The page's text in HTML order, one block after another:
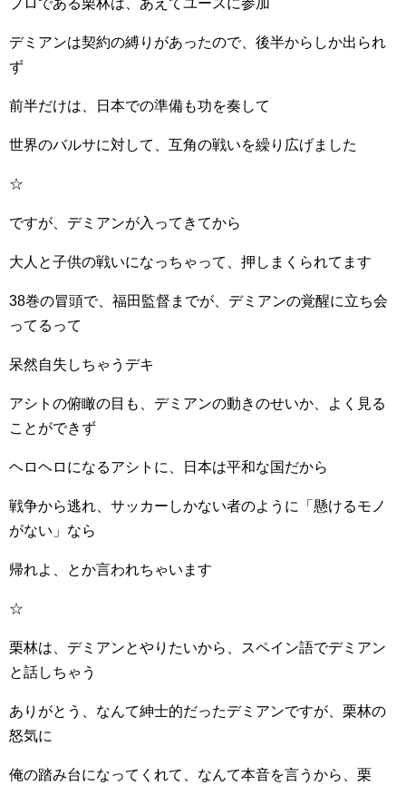
プロである栗林は、あえてユースに参加
デミアンは契約の縛りがあったので、後半からしか出られ
ず
前半だけは、日本での準備も功を奏して
世界のバルサに対して、互角の戦いを繰り広げました
☆
ですが、デミアンが入ってきてから
大人と子供の戦いになっちゃって、押しまくられてます
38巻の冒頭で、福田監督までが、デミアンの覚醒に立ち会
ってるって
呆然自失しちゃうデキ
アシトの俯瞰の目も、デミアンの動きのせいか、よく見る
ことができず
ヘロヘロになるアシトに、日本は平和な国だから
戦争から逃れ、サッカーしかない者のように「懸けるモノ
がない」なら
帰れよ、とか言われちゃいます
☆
栗林は、デミアンとやりたいから、スペイン語でデミアン
と話しちゃう
ありがとう、なんて紳士的だったデミアンですが、栗林の
怒気に
俺の踏み台になってくれて、なんて本音を言うから、栗